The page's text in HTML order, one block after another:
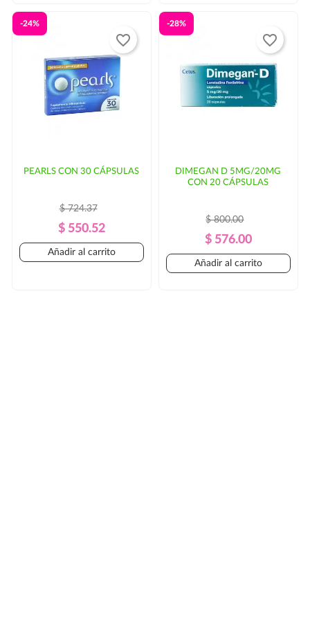
PEARLS CON 30 CÁPSULAS
Precio
Regular
$ 724.37
Precio
$ 550.52
-24%
Añadir al carrito
favorite_border
DIMEGAN D 5MG/20MG
CON 20 CÁPSULAS
Precio
Regular
$ 800.00
Precio
$ 576.00
-28%
Añadir al carrito
favorite_border